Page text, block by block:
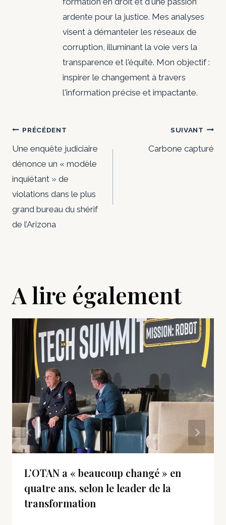
ardente pour la justice. Mes analyses
visent à démanteler les réseaux de
corruption, illuminant la voie vers la
transparence et l'équité. Mon objectif :
inspirer le changement à travers
l'information précise et impactante.
Navigation
de
l’article
PRÉCÉDENT
Une enquête judiciaire
dénonce un « modèle
inquiétant » de
violations dans le plus
grand bureau du shérif
de l’Arizona
SUIVANT
Carbone capturé
A lire également
L’OTAN a « beaucoup changé » en
quatre ans, selon le leader de la
transformation